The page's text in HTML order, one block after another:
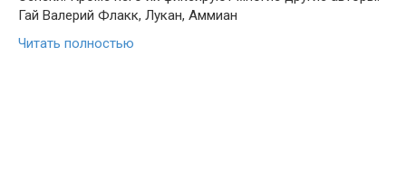
Гай Валерий Флакк, Лукан, Аммиан
Читать полностью